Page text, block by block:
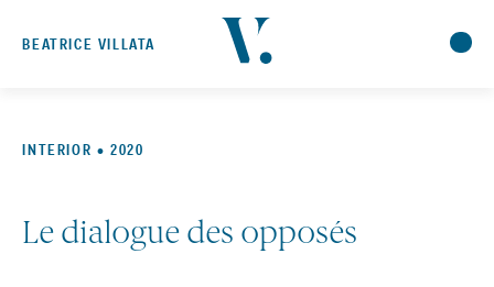
BEATRICE VILLATA
INTERIOR • 2020
Le dialogue des opposés